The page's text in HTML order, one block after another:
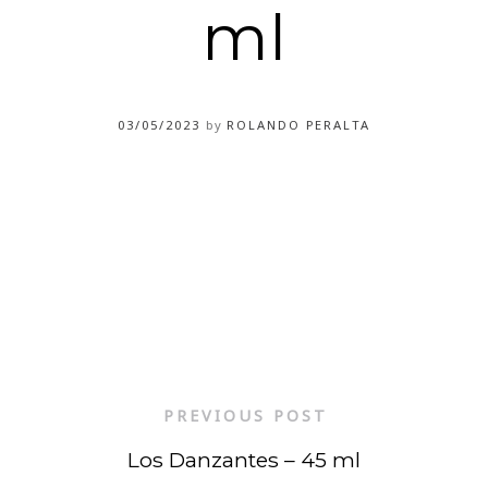
ml
03/05/2023 by ROLANDO PERALTA
PREVIOUS POST
Los Danzantes – 45 ml